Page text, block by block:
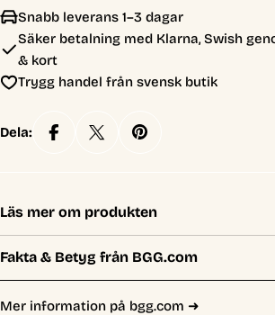
Snabb leverans 1–3 dagar
Säker betalning med Klarna, Swish
& kort
Trygg handel från svensk butik
Dela:
Läs mer om produkten
Fakta & Betyg från BGG.com
Mer information på bgg.com ➜